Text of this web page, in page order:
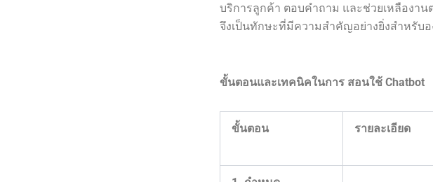
บริการลูกค้า ตอบคำถาม และช่วยเหลืองาน
จึงเป็นทักษะที่มีความสำคัญอย่างยิ่งสำหรับ
ขั้นตอนและเทคนิคในการ สอนใช้ Chatbot
ขั้นตอน รายละเอียด